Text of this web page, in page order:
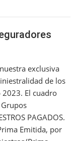
exclusiva
de los
El cuadro
PAGADOS.
Emitida, por